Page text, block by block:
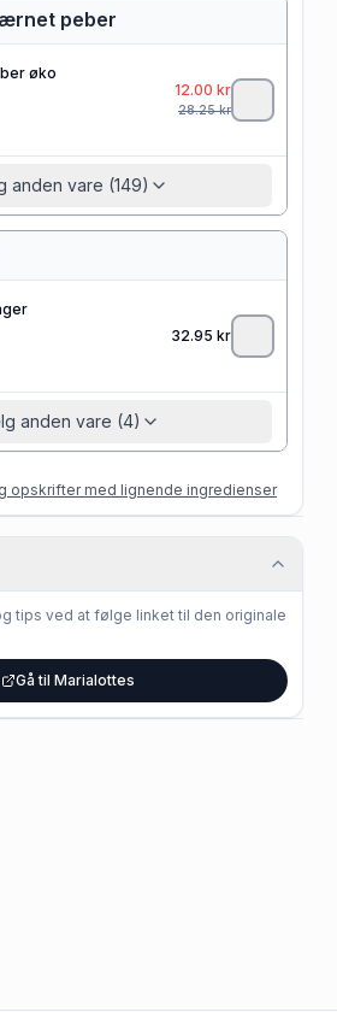
peber
øko
12.00 kr
28.25kr
anden vare (149)
32.95 kr
anden vare (4)
opskrifter med lignende ingredienser
tips ved at følge linket til den originale
Gå til Marialottes